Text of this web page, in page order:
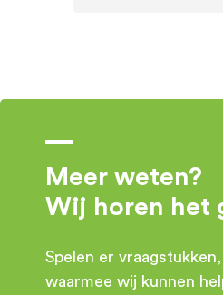
Meer weten?
Wij horen het
Spelen er
waarmee wij kunnen